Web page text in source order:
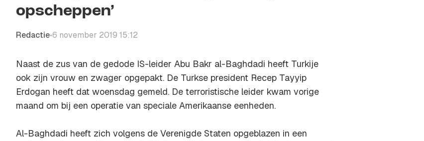
opscheppen’
Redactie•6 november 2019 15:12
Naast de zus van de gedode IS-leider Abu Bakr al-Baghdadi heeft Turkije
ook zijn vrouw en zwager opgepakt. De Turkse president Recep Tayyip
Erdogan heeft dat woensdag gemeld. De terroristische leider kwam vorige
maand om bij een operatie van speciale Amerikaanse eenheden.
Al-Baghdadi heeft zich volgens de Verenigde Staten opgeblazen in een